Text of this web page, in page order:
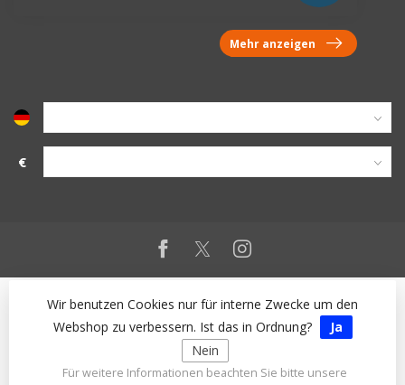
Mehr anzeigen
€
Wir benutzen Cookies nur für interne Zwecke um den
Webshop zu verbessern. Ist das in Ordnung?
Ja
Nein
Für weitere Informationen beachten Sie bitte unsere